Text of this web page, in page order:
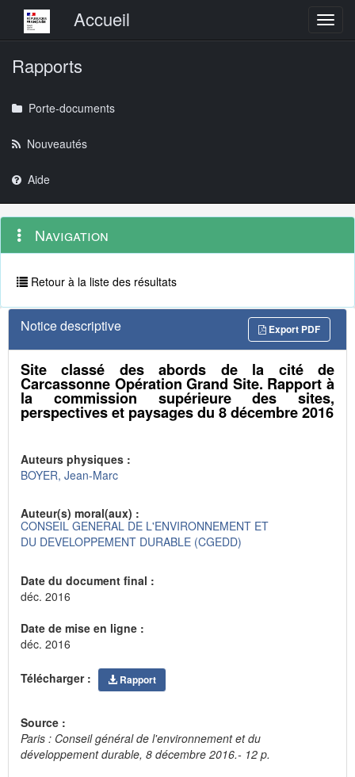
Menu principalAccueil
Rapports
Porte-documents
Nouveautés
Aide
Navigation
outils
Menu
contextuel
Navigation
Retour à la liste des résultats
Notice descriptive Export PDF
Site classé des abords de la cité de
Carcassonne Opération Grand Site. Rapport à
la commission supérieure des sites,
perspectives et paysages du 8 décembre 2016
Auteurs physiques :
BOYER, Jean-Marc
Auteur(s) moral(aux) :
CONSEIL GENERAL DE L'ENVIRONNEMENT ET
DU DEVELOPPEMENT DURABLE (CGEDD)
Date du document final :
déc. 2016
Date de mise en ligne :
déc. 2016
Télécharger : Rapport
Source :
Paris : Conseil général de l'environnement et du
développement durable, 8 décembre 2016.- 12 p.